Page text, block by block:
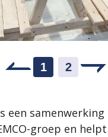
een samenwerking
groep en
1 2